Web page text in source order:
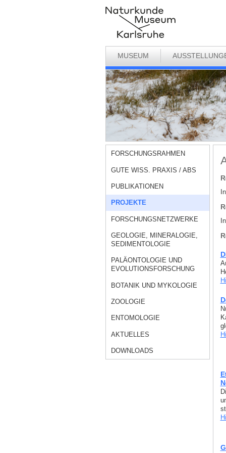
MUSEUM
FORSCHUNGSRAHMEN
GUTE WISS. PRAXIS / ABS
PUBLIKATIONEN
PROJEKTE
FORSCHUNGSNETZWERKE
GEOLOGIE, MINERALOGIE,
SEDIMENTOLOGIE
PALÄONTOLOGIE UND
EVOLUTIONSFORSCHUNG
BOTANIK UND MYKOLOGIE
ZOOLOGIE
ENTOMOLOGIE
AKTUELLES
DOWNLOADS